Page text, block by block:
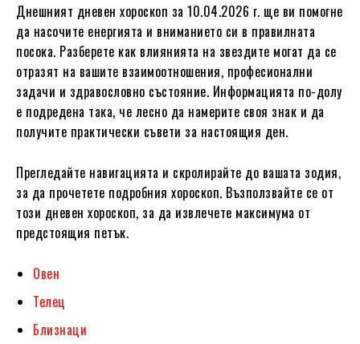
Днешният дневен хороскоп за 10.04.2026 г. ще ви помогне
да насочите енергията и вниманието си в правилната
посока. Разберете как влиянията на звездите могат да се
отразят на вашите взаимоотношения, професионални
задачи и здравословно състояние. Информацията по-долу
е подредена така, че лесно да намерите своя знак и да
получите практически съвети за настоящия ден.
Прегледайте навигацията и скролирайте до вашата зодия,
за да прочетете подробния хороскоп. Възползвайте се от
този дневен хороскоп, за да извлечете максимума от
предстоящия петък.
Овен
Телец
Близнаци